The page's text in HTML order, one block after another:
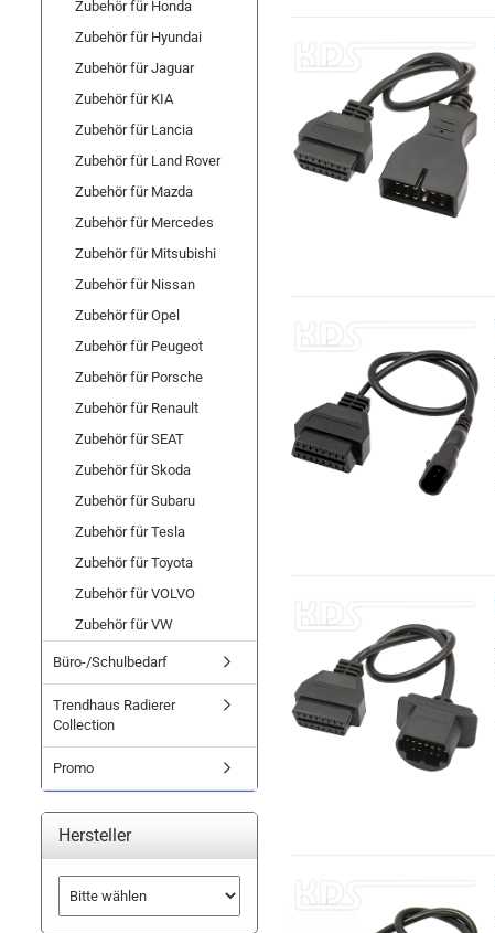
Zubehör für Honda
Zubehör für Hyundai
Zubehör für Jaguar
Zubehör für KIA
Zubehör für Lancia
Zubehör für Land Rover
Zubehör für Mazda
Zubehör für Mercedes
Zubehör für Mitsubishi
Zubehör für Nissan
Zubehör für Opel
Zubehör für Peugeot
Zubehör für Porsche
Zubehör für Renault
Zubehör für SEAT
Zubehör für Skoda
Zubehör für Subaru
Zubehör für Tesla
Zubehör für Toyota
Zubehör für VOLVO
Zubehör für VW
Büro-/Schulbedarf
Trendhaus Radierer
Collection
Promo
Hersteller